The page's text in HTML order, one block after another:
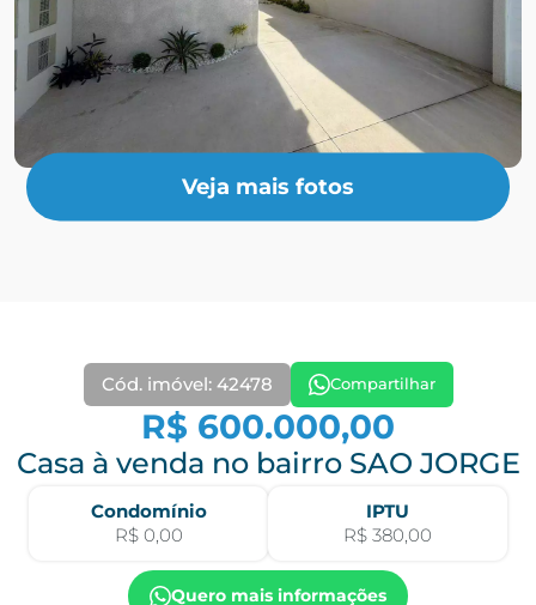
Veja mais fotos
Cód. imóvel: 42478 Compartilhar
R$ 600.000,00
Casa à venda no bairro SAO JORGE
Condomínio
R$ 0,00
IPTU
R$ 380,00
Quero mais informações